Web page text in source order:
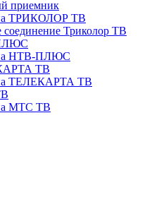
приемник
ТРИКОЛОР ТВ
соединение Триколор ТВ
НТВ-ПЛЮС
ТВ
ТЕЛЕКАРТА ТВ
МТС ТВ